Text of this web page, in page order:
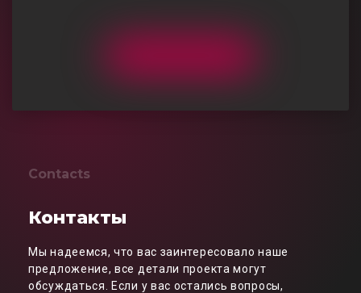
Contacts
Контакты
Мы надеемся, что вас заинтересовало наше
предложение, все детали проекта могут
обсуждаться. Если у вас остались вопросы,